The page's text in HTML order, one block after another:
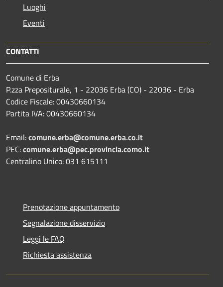
Luoghi
Eventi
CONTATTI
Comune di Erba
P.zza Prepositurale, 1 - 22036 Erba (CO) - 22036 - Erba
Codice Fiscale: 00430660134
Partita IVA: 00430660134
Email:comune.erba@comune.erba.co.it
PEC:comune.erba@pec.provincia.como.it
Centralino Unico: 031 615111
Prenotazione appuntamento
Segnalazione disservizio
Leggi le FAQ
Richiesta assistenza